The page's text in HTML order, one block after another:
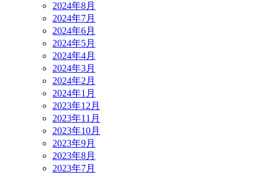
2024年8月
2024年7月
2024年6月
2024年5月
2024年4月
2024年3月
2024年2月
2024年1月
2023年12月
2023年11月
2023年10月
2023年9月
2023年8月
2023年7月